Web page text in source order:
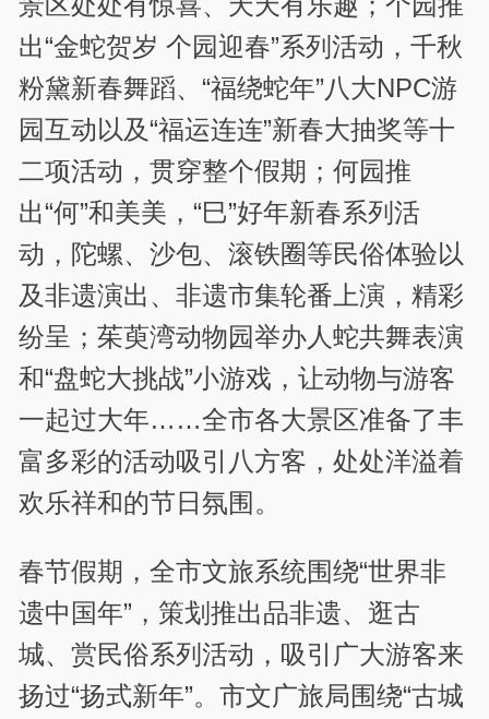
出“金蛇贺岁 个园迎春”系列活动，千秋
粉黛新春舞蹈、“福绕蛇年”八大NPC游
园互动以及“福运连连”新春大抽奖等十
二项活动，贯穿整个假期；何园推
出“何”和美美，“巳”好年新春系列活
动，陀螺、沙包、滚铁圈等民俗体验以
及非遗演出、非遗市集轮番上演，精彩
纷呈；茱萸湾动物园举办人蛇共舞表演
和“盘蛇大挑战”小游戏，让动物与游客
一起过大年……全市各大景区准备了丰
富多彩的活动吸引八方客，处处洋溢着
欢乐祥和的节日氛围。
春节假期，全市文旅系统围绕“世界非
遗中国年”，策划推出品非遗、逛古
城、赏民俗系列活动，吸引广大游客来
扬过“扬式新年”。市文广旅局围绕“古城